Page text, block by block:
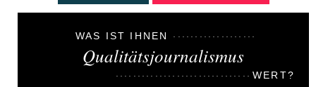
WAS IST IHNEN
Qualitätsjournalismus
WERT?